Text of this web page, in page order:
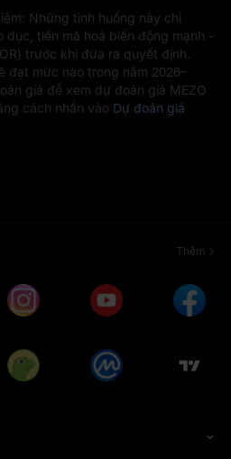
Những tình huống này chỉ
dục, tiền mã hoá biến động mạnh -
trước khi đưa ra quyết định.
đạt mức nào trong năm 2026–
giá để xem dự đoán giá MEZO
cách nhấn vào Dự đoán giá
Thêm